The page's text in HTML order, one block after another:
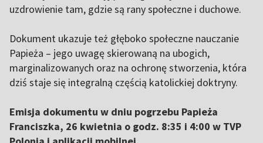
uzdrowienie tam, gdzie są rany społeczne i duchowe.
Dokument ukazuje też głęboko społeczne nauczanie
Papieża – jego uwagę skierowaną na ubogich,
marginalizowanych oraz na ochronę stworzenia, która
dziś staje się integralną częścią katolickiej doktryny.
Emisja dokumentu w dniu pogrzebu Papieża
Franciszka, 26 kwietnia o godz. 8:35 i 4:00 w TVP